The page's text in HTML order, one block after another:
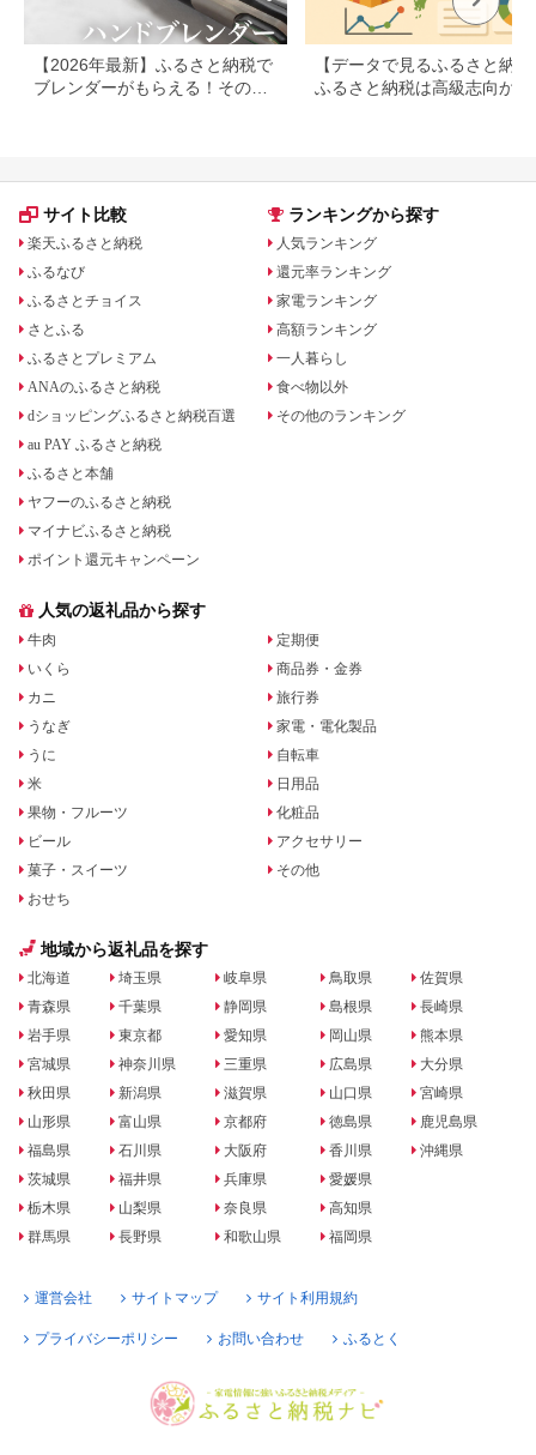
【2026年最新】ふるさと納税で
ブレンダーがもらえる！その他
【データで見るふるさと納
ふるさと納税は高級志向から
サイト比較
楽天ふるさと納税
ふるなび
ふるさとチョイス
さとふる
ふるさとプレミアム
ANAのふるさと納税
dショッピングふるさと納税百選
au PAY ふるさと納税
ふるさと本舗
ヤフーのふるさと納税
マイナビふるさと納税
ポイント還元キャンペーン
ランキングから探す
人気ランキング
還元率ランキング
家電ランキング
高額ランキング
一人暮らし
食べ物以外
その他のランキング
人気の返礼品から探す
牛肉
いくら
カニ
うなぎ
うに
米
果物・フルーツ
ビール
菓子・スイーツ
おせち
定期便
商品券・金券
旅行券
家電・電化製品
自転車
日用品
化粧品
アクセサリー
その他
地域から返礼品を探す
北海道
青森県
岩手県
宮城県
秋田県
山形県
福島県
茨城県
栃木県
群馬県
埼玉県
千葉県
東京都
神奈川県
新潟県
富山県
石川県
福井県
山梨県
長野県
岐阜県
静岡県
愛知県
三重県
滋賀県
京都府
大阪府
兵庫県
奈良県
和歌山県
鳥取県
島根県
岡山県
広島県
山口県
徳島県
香川県
愛媛県
高知県
福岡県
佐賀県
長崎県
熊本県
大分県
宮崎県
鹿児島県
沖縄県
運営会社 サイトマップ サイト利用規約
プライバシーポリシー お問い合わせ ふるとく